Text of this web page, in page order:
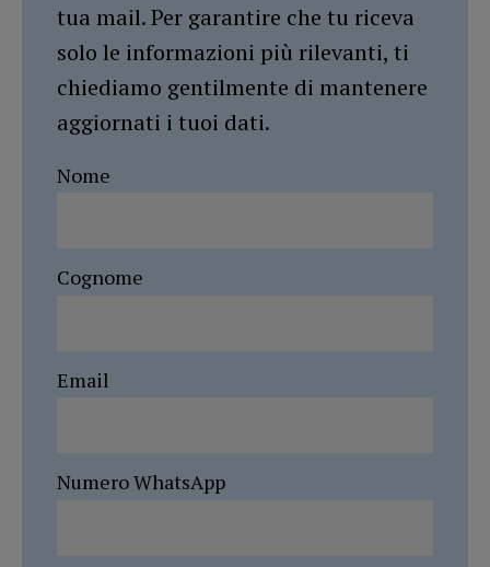
tua mail. Per garantire che tu riceva
solo le informazioni più rilevanti, ti
chiediamo gentilmente di mantenere
aggiornati i tuoi dati.
Nome
Cognome
Email
Numero WhatsApp